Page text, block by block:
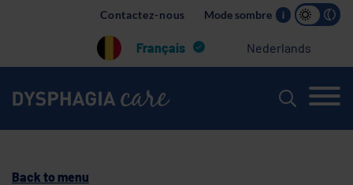
navigation
Contactez-nous Mode sombre i
Français Nederlands
Back to menu